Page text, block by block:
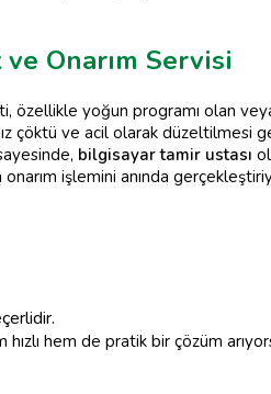
Onarım Servisi
yoğun programı olan
çöktü ve acil olarak
bilgisayar tamir ustası
işlemini anında
hızlı hem de pratik bir çözüm